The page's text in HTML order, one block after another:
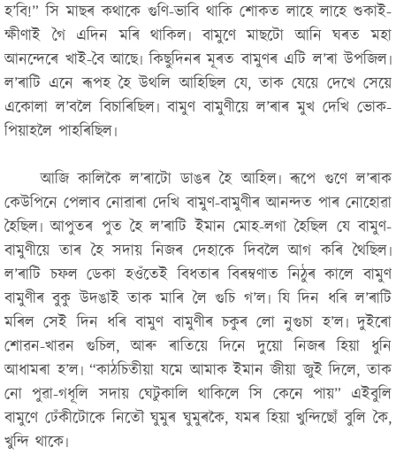
হ’বি!”সি মাছৰ কথাকে গুণি-ভাবি থাকি শোকত লাহে লাহে শুকাই-
ক্ষীণাই গৈ এদিন মৰি থাকিল৷ বামুণে মাছটো আনি ঘৰত মহা
আনন্দেৰে খাই-বৈ আছে৷ কিছুদিনৰ মূৰত বামুণৰ এটি ল’ৰা উপজিল৷
ল’ৰাটি এনে ৰূপহ হৈ উথলি আহিছিল যে, তাক যেয়ে দেখে সেয়ে
একোলা ল’বলৈ বিচাৰিছিল৷ বামুণ বামুণীয়ে ল’ৰাৰ মুখ দেখি ভোক-
পিয়াহলৈ পাহৰিছিল৷
আজি কালিকৈ ল’ৰাটো ডাঙৰ হৈ আহিল৷ ৰূপে গুণে ল’ৰাক
কেউপিনে পেলাব নোৱাৰা দেখি বামুণ-বামুণীৰ আনন্দত পাৰ নোহোৱা
হৈছিল৷ আপুতৰ পুত হৈ ল’ৰাটি ইমান মোহ-লগা হৈছিল যে বামুণ-
বামুণীয়ে তাৰ হৈ সদায় নিজৰ দেহাকে দিবলৈ আগ কৰি থৈছিল৷
ল’ৰাটি চফল ডেকা হওঁতেই বিধতাৰ বিৰম্বণাত নিঠুৰ কালে বামুণ
বামুণীৰ বুকু উদঙাই তাক মাৰি লৈ গুচি গ’ল৷ যি দিন ধৰি ল’ৰাটি
মৰিল সেই দিন ধৰি বামুণ বামুণীৰ চকুৰ লো নুগুচা হ’ল৷ দুইৰো
শোৱন-খাৱন গুচিল, আৰু ৰাতিয়ে দিনে দুয়ো নিজৰ হিয়া ধুনি
আধামৰা হ’ল৷ “কাঠচিতীয়া যমে আমাক ইমান জীয়া জুই দিলে, তাক
নো পুৱা-গধূলি সদায় ঘেটুকালি থাকিলে সি কেনে পায়” এইবুলি
বামুণে ঢেঁকীটোকে নিতৌ ঘুমুৰ ঘুমুৰকৈ, যমৰ হিয়া খুন্দিছোঁ বুলি কৈ,
খুন্দি থাকে৷